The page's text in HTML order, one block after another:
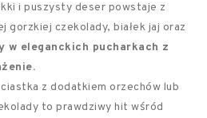
i puszysty deser powstaje z
gorzkiej czekolady, białek jaj oraz
w eleganckich pucharkach z
z dodatkiem orzechów lub
to prawdziwy hit wśród